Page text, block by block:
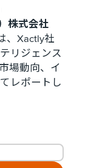
株式会社
、Xactly社
リジェンス
場動向、イ
レポートし